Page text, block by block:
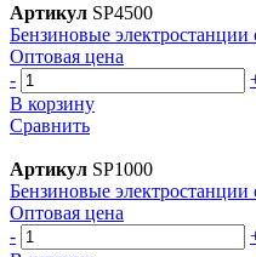
Артикул SP4500
Бензиновые
Оптовая цена
-
В корзину
Сравнить
Артикул SP1000
Бензиновые
Оптовая цена
-